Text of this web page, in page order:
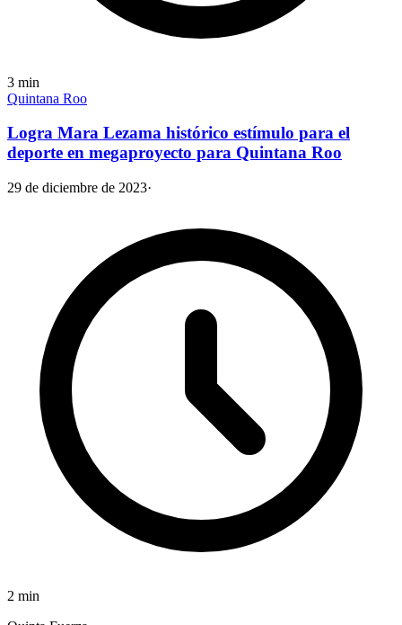
3 min
Quintana Roo
Logra Mara Lezama histórico estímulo para el
deporte en megaproyecto para Quintana Roo
29 de diciembre de 2023·
2 min